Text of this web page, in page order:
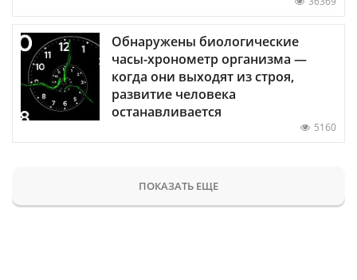
Обнаружены биологические
часы-хронометр организма —
когда они выходят из строя,
развитие человека
останавливается
5160
ПОКАЗАТЬ ЕЩЕ